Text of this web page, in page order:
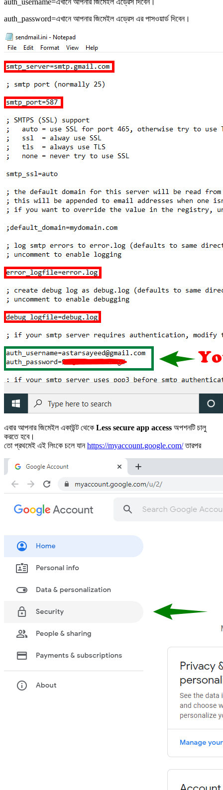
auth_password=এখানে আপনার জিমেইল এড্রেস এর পাসওয়ার্ড দিবেন।
এবার আপনার জিমেইল একাউন্ট থেকে Less secure app access অপশনটি চালু
করতে হবে।
তো প্রথমেই এই লিংকে চলে যানhttps://myaccount.google.com/তারপর